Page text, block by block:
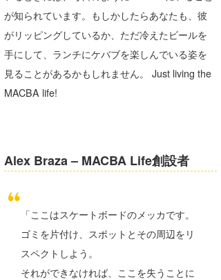
が知られています。もしかしたらあなたも、彼
がリッピングしているか、ただ冷えたビールを
手にして、ランチにケバブを楽しんでいる姿を
見ることがあるかもしれません。 Just living the
MACBA life!
Alex Braza – MACBA Life創設者
「ここはスケートボードのメッカです。
ゴミを片付け、スポットとその周辺をリ
スペクトしよう。
それができなければ、ここを失うことに
Soulman
VAGY
waka☆=
YUKI☆
まっきー
小川予報士
上田純子